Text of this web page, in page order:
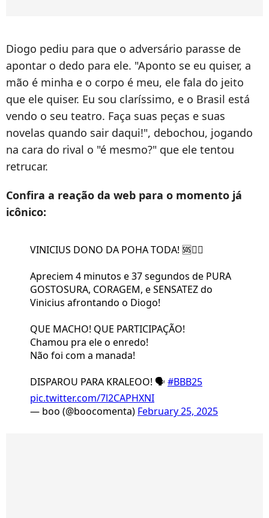
Diogo pediu para que o adversário parasse de
apontar o dedo para ele. "Aponto se eu quiser, a
mão é minha e o corpo é meu, ele fala do jeito
que ele quiser. Eu sou claríssimo, e o Brasil está
vendo o seu teatro. Faça suas peças e suas
novelas quando sair daqui!", debochou, jogando
na cara do rival o "é mesmo?" que ele tentou
retrucar.
Confira a reação da web para o momento já
icônico:
VINICIUS DONO DA POHA TODA! 🆘😮‍💨
Apreciem 4 minutos e 37 segundos de PURA
GOSTOSURA, CORAGEM, e SENSATEZ do
Vinicius afrontando o Diogo!
QUE MACHO! QUE PARTICIPAÇÃO!
Chamou pra ele o enredo!
Não foi com a manada!
DISPAROU PARA KRALEOO! 🗣️#BBB25
pic.twitter.com/7l2CAPHXNI
— boo (@boocomenta) February 25, 2025